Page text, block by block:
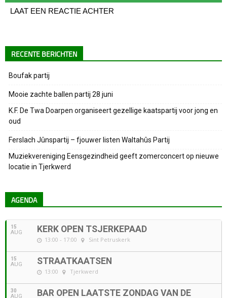
LAAT EEN REACTIE ACHTER
RECENTE BERICHTEN
Boufak partij
Mooie zachte ballen partij 28 juni
K.F. De Twa Doarpen organiseert gezellige kaatspartij voor jong en
oud
Ferslach Jûnspartij – fjouwer listen Waltahûs Partij
Muziekvereniging Eensgezindheid geeft zomerconcert op nieuwe
locatie in Tjerkwerd
AGENDA
15
AUG KERK OPEN TSJERKEPAAD
13:00 - 17:00 Sint Petruskerk
15
AUG STRAATKAATSEN
13:00 Tjerkwerd
30
AUG BAR OPEN LAATSTE ZONDAG VAN DE